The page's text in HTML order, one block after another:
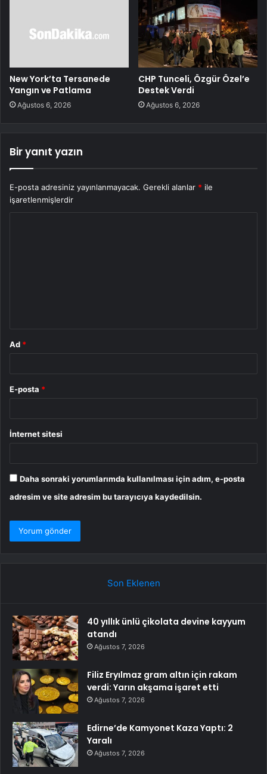
New York’ta Tersanede
Yangın ve Patlama
Ağustos 6, 2026
CHP Tunceli, Özgür Özel’e
Destek Verdi
Ağustos 6, 2026
Bir yanıt yazın
E-posta adresiniz yayınlanmayacak. Gerekli alanlar * ile
işaretlenmişlerdir
Ad *
E-posta *
İnternet sitesi
Daha sonraki yorumlarımda kullanılması için adım, e-posta
adresim ve site adresim bu tarayıcıya kaydedilsin.
Son Eklenen
40 yıllık ünlü çikolata devine kayyum
atandı
Ağustos 7, 2026
Filiz Eryılmaz gram altın için rakam
verdi: Yarın akşama işaret etti
Ağustos 7, 2026
Edirne’de Kamyonet Kaza Yaptı: 2
Yaralı
Ağustos 7, 2026